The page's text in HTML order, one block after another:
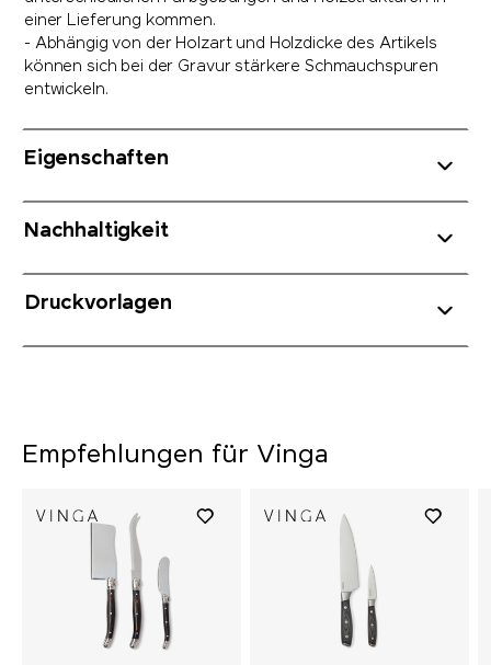
einer Lieferung kommen.
- Abhängig von der Holzart und Holzdicke des Artikels
können sich bei der Gravur stärkere Schmauchspuren
entwickeln.
Eigenschaften
Nachhaltigkeit
Druckvorlagen
Empfehlungen für Vinga